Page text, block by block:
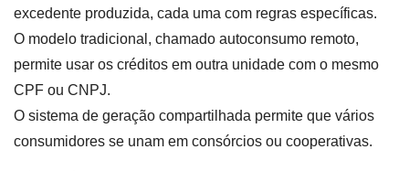
excedente produzida, cada uma com regras específicas.
O modelo tradicional, chamado autoconsumo remoto,
permite usar os créditos em outra unidade com o mesmo
CPF ou CNPJ.
O sistema de geração compartilhada permite que vários
consumidores se unam em consórcios ou cooperativas.